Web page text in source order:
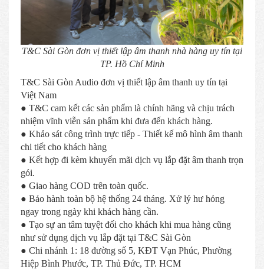
T&C Sài Gòn đơn vị thiết lập âm thanh nhà hàng uy tín tại
TP. Hồ Chí Minh
T&C Sài Gòn Audio đơn vị thiết lập âm thanh uy tín tại
Việt Nam
● T&C cam kết các sản phẩm là chính hãng và chịu trách
nhiệm vĩnh viễn sản phẩm khi đưa đến khách hàng.
● Khảo sát công trình trực tiếp - Thiết kế mô hình âm thanh
chi tiết cho khách hàng
● Kết hợp đi kèm khuyến mãi dịch vụ lắp đặt âm thanh trọn
gói.
● Giao hàng COD trên toàn quốc.
● Bảo hành toàn bộ hệ thống 24 tháng. Xử lý hư hỏng
ngay trong ngày khi khách hàng cần.
● Tạo sự an tâm tuyệt đối cho khách khi mua hàng cũng
như sử dụng dịch vụ lắp đặt tại T&C Sài Gòn
● Chi nhánh 1: 18 đường số 5, KĐT Vạn Phúc, Phường
Hiệp Bình Phước, TP. Thủ Đức, TP. HCM